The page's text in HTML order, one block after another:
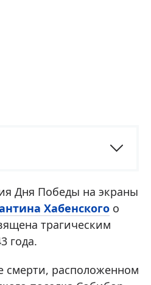
Дня Победы на экраны
Хабенского о
трагическим
года.
смерти, расположенном